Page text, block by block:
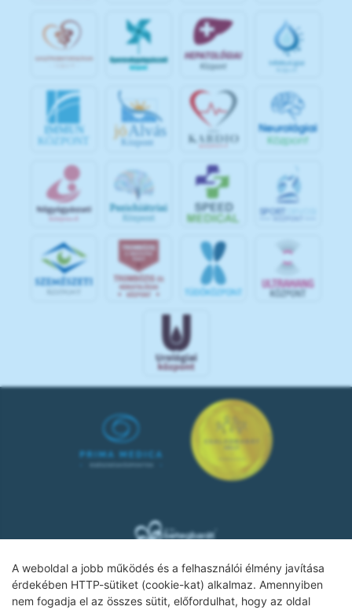
A weboldal a jobb működés és a felhasználói élmény javítása
érdekében HTTP-sütiket (cookie-kat) alkalmaz. Amennyiben
nem fogadja el az összes sütit, előfordulhat, hogy az oldal
IMMUN
KÖZPONT
jó Alvás
Központ
SPOR